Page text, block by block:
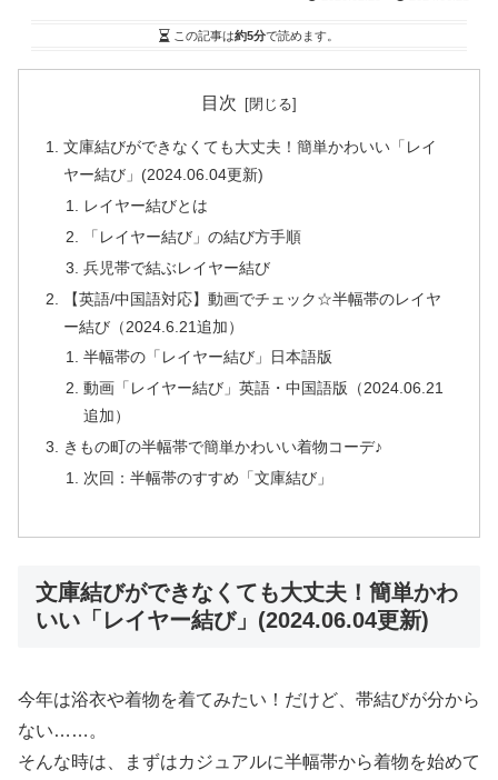
この記事は約5分で読めます。
目次
文庫結びができなくても大丈夫！簡単かわいい「レイ
ヤー結び」(2024.06.04更新)
レイヤー結びとは
「レイヤー結び」の結び方手順
兵児帯で結ぶレイヤー結び
【英語/中国語対応】動画でチェック☆半幅帯のレイヤ
ー結び（2024.6.21追加）
半幅帯の「レイヤー結び」日本語版
動画「レイヤー結び」英語・中国語版（2024.06.21
追加）
きもの町の半幅帯で簡単かわいい着物コーデ♪
次回：半幅帯のすすめ「文庫結び」
文庫結びができなくても大丈夫！簡単かわ
いい「レイヤー結び」(2024.06.04更新)
今年は浴衣や着物を着てみたい！だけど、帯結びが分から
ない……。
そんな時は、まずはカジュアルに半幅帯から着物を始めて